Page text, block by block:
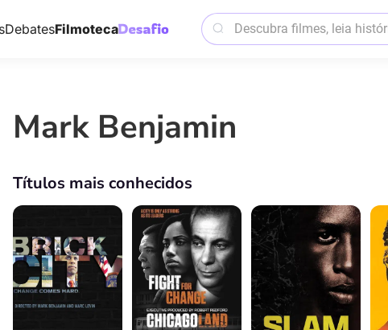
DebatesFilmoteca
Mark Benjamin
Títulos mais conhecidos